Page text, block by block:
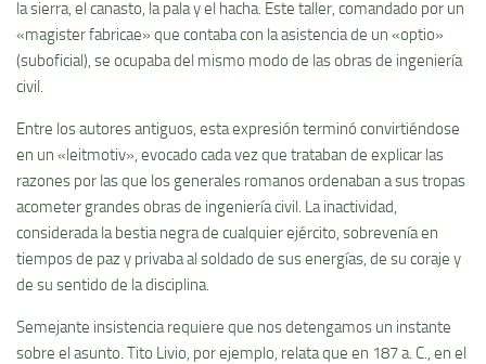
la sierra, el canasto, la pala y el hacha. Este taller, comandado por un
«magister fabricae» que contaba con la asistencia de un «optio»
(suboficial), se ocupaba del mismo modo de las obras de ingeniería
civil.
Entre los autores antiguos, esta expresión terminó convirtiéndose
en un «leitmotiv», evocado cada vez que trataban de explicar las
razones por las que los generales romanos ordenaban a sus tropas
acometer grandes obras de ingeniería civil. La inactividad,
considerada la bestia negra de cualquier ejército, sobrevenía en
tiempos de paz y privaba al soldado de sus energías, de su coraje y
de su sentido de la disciplina.
Semejante insistencia requiere que nos detengamos un instante
sobre el asunto. Tito Livio, por ejemplo, relata que en 187 a. C., en el